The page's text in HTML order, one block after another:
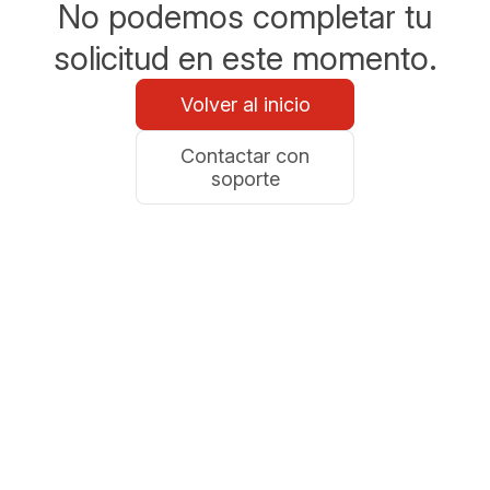
No podemos completar tu
solicitud en este momento.
Volver al inicio
Contactar con
soporte